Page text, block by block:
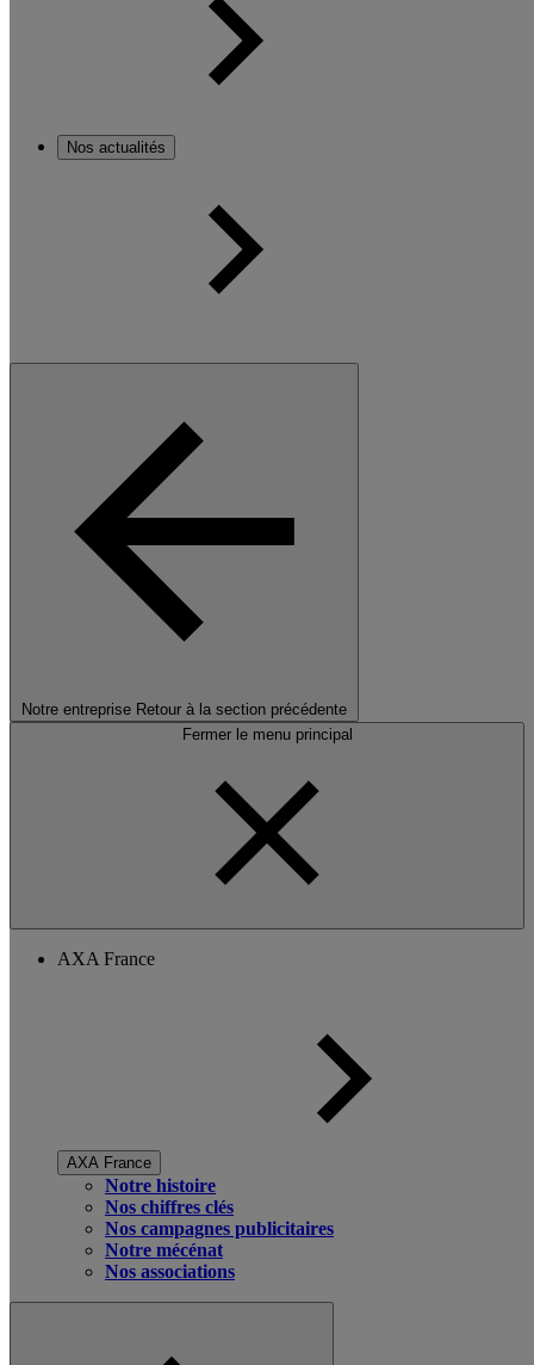
Nos actualités
Notre entreprise Retour à la section précédente
Fermer le menu principal
AXA France
AXA France
Notre histoire
Nos chiffres clés
Nos campagnes publicitaires
Notre mécénat
Nos associations